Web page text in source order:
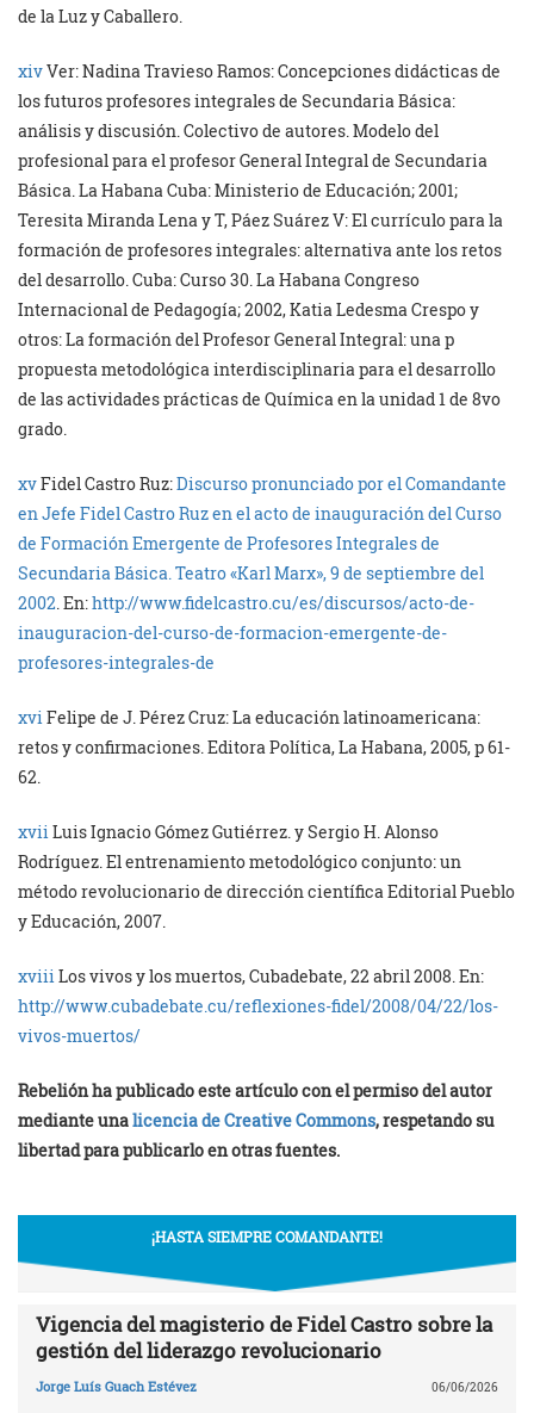
de la Luz y Caballero.
xivVer: Nadina Travieso Ramos: Concepciones didácticas de
los futuros profesores integrales de Secundaria Básica:
análisis y discusión. Colectivo de autores. Modelo del
profesional para el profesor General Integral de Secundaria
Básica. La Habana Cuba: Ministerio de Educación; 2001;
Teresita Miranda Lena y T, Páez Suárez V: El currículo para la
formación de profesores integrales: alternativa ante los retos
del desarrollo. Cuba: Curso 30. La Habana Congreso
Internacional de Pedagogía; 2002, Katia Ledesma Crespo y
otros: La formación del Profesor General Integral: una p
propuesta metodológica interdisciplinaria para el desarrollo
de las actividades prácticas de Química en la unidad 1 de 8vo
grado.
xvFidel Castro Ruz:Discurso pronunciado por el Comandante
en Jefe Fidel Castro Ruz en el acto de inauguración del Curso
de Formación Emergente de Profesores Integrales de
Secundaria Básica. Teatro «Karl Marx», 9 de septiembre del
2002. En:http://www.fidelcastro.cu/es/discursos/acto-de-
inauguracion-del-curso-de-formacion-emergente-de-
profesores-integrales-de
xviFelipe de J. Pérez Cruz: La educación latinoamericana:
retos y confirmaciones. Editora Política, La Habana, 2005, p 61-
62.
xviiLuis Ignacio Gómez Gutiérrez. y Sergio H. Alonso
Rodríguez. El entrenamiento metodológico conjunto: un
método revolucionario de dirección científica Editorial Pueblo
y Educación, 2007.
xviiiLos vivos y los muertos, Cubadebate, 22 abril 2008. En:
http://www.cubadebate.cu/reflexiones-fidel/2008/04/22/los-
vivos-muertos/
Rebelión ha publicado este artículo con el permiso del autor
mediante unalicencia de Creative Commons, respetando su
libertad para publicarlo en otras fuentes.
¡HASTA SIEMPRE COMANDANTE!
Vigencia del magisterio de Fidel Castro sobre la
gestión del liderazgo revolucionario
Jorge Luís Guach Estévez 06/06/2026